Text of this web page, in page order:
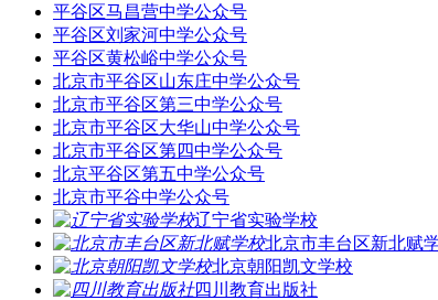
平谷区马昌营中学公众号
平谷区刘家河中学公众号
平谷区黄松峪中学公众号
北京市平谷区山东庄中学公众号
北京市平谷区第三中学公众号
北京市平谷区大华山中学公众号
北京市平谷区第四中学公众号
北京平谷区第五中学公众号
北京市平谷中学公众号
辽宁省实验学校
北京市丰台区新北赋
北京朝阳凯文学校
四川教育出版社